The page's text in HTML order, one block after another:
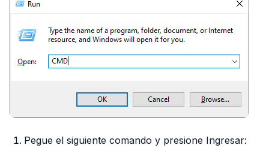
Pegue el siguiente comando y presione Ingresar: